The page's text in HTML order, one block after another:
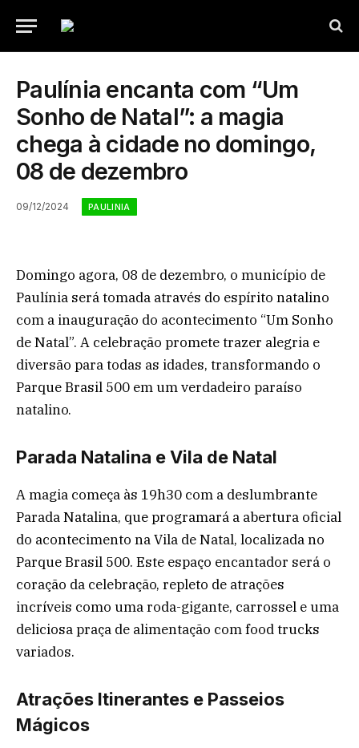
Paulínia encanta com “Um
Sonho de Natal”: a magia
chega à cidade no domingo,
08 de dezembro
09/12/2024 PAULINIA
Domingo agora, 08 de dezembro, o município de
Paulínia será tomada através do espírito natalino
com a inauguração do acontecimento “Um Sonho
de Natal”. A celebração promete trazer alegria e
diversão para todas as idades, transformando o
Parque Brasil 500 em um verdadeiro paraíso
natalino.
Parada Natalina e Vila de Natal
A magia começa às 19h30 com a deslumbrante
Parada Natalina, que programará a abertura oficial
do acontecimento na Vila de Natal, localizada no
Parque Brasil 500. Este espaço encantador será o
coração da celebração, repleto de atrações
incríveis como uma roda-gigante, carrossel e uma
deliciosa praça de alimentação com food trucks
variados.
Atrações Itinerantes e Passeios
Mágicos